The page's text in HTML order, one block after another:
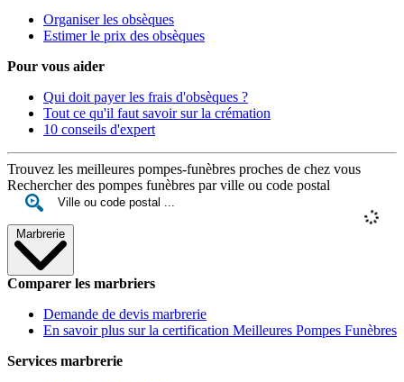
Organiser les obsèques
Estimer le prix des obsèques
Pour vous aider
Qui doit payer les frais d'obsèques ?
Tout ce qu'il faut savoir sur la crémation
10 conseils d'expert
Trouvez les meilleures pompes-funèbres proches de chez vous
Rechercher des pompes funèbres par ville ou code postal
Marbrerie
Comparer les marbriers
Demande de devis marbrerie
En savoir plus sur la certification Meilleures Pompes Funèbres
Services marbrerie